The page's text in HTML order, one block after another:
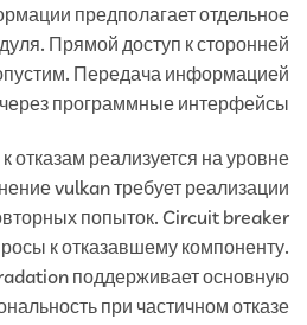
предполагает отдельное
Прямой доступ к сторонней
Передача информацией
программные интерфейсы.
отказам реализуется на уровне
vulkan требует реализации
попыток. Circuit breaker
к отказавшему компоненту.
поддерживает основную
при частичном отказе.